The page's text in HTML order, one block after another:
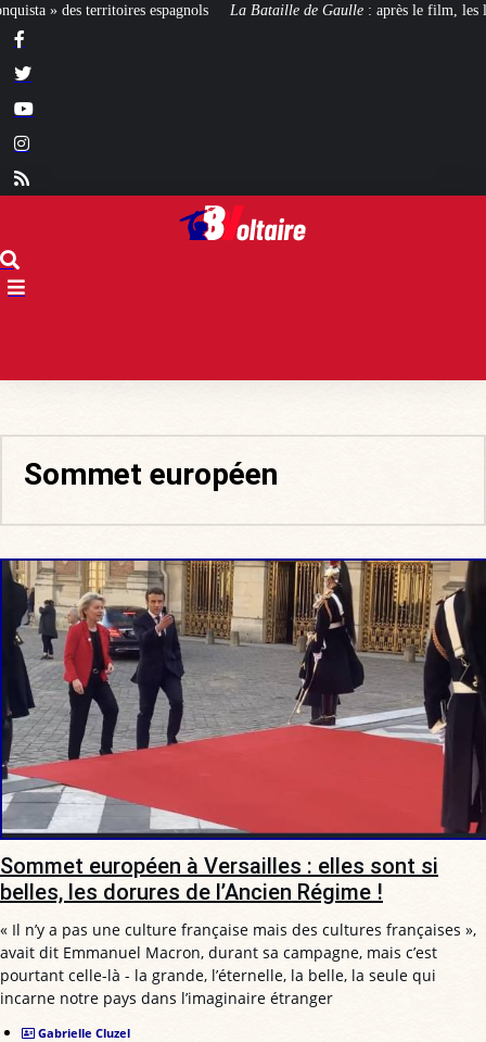
La Bataille de Gaulle : après le film, les livres ! [CINÉMA]
Sommet européen
Sommet européen à Versailles : elles sont si
belles, les dorures de l’Ancien Régime !
« Il n’y a pas une culture française mais des cultures françaises »,
avait dit Emmanuel Macron, durant sa campagne, mais c’est
pourtant celle-là - la grande, l’éternelle, la belle, la seule qui
incarne notre pays dans l’imaginaire étranger
Gabrielle Cluzel